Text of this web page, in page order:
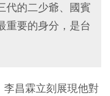
代的二少爺、國賓
重要的身分，是台
昌霖立刻展現他對